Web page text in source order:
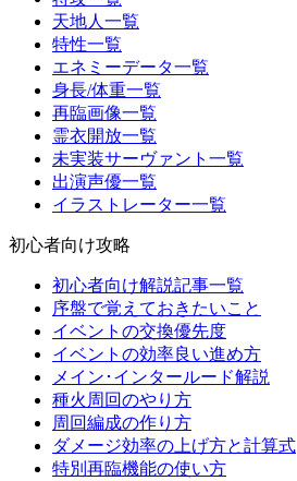
天地人一覧
特性一覧
エネミーデータ一覧
身長/体重一覧
再臨画像一覧
霊衣開放一覧
未実装サーヴァント一覧
出演声優一覧
イラストレーター一覧
初心者向け攻略
初心者向け解説記事一覧
序盤で覚えておきたいこと
イベントの交換優先度
イベントの効率良い進め方
メイン･インタールード解説
種火周回のやり方
周回編成の作り方
ダメージ効率の上げ方と計算式
特別再臨機能の使い方